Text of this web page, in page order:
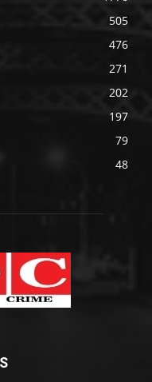
505
476
271
202
197
79
48